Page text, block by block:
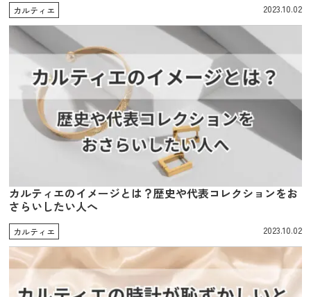
カルティエ 2023.10.02
カルティエのイメージとは？歴史や代表コレクションをお
さらいしたい人へ
カルティエ 2023.10.02